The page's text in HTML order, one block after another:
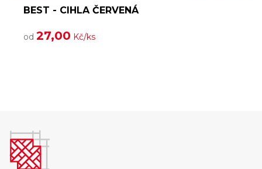
BEST - CIHLA ČERVENÁ
od 27,00 Kč/ks